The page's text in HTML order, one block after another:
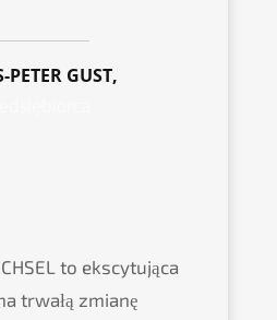
PETER GUST,
to ekscytująca
trwałą zmianę